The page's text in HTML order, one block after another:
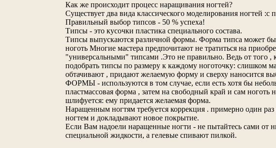
Как же происходит процесс наращивания ногтей?
Существует два вида классического моделирования ногтей
Правильный выбор типсов - 50 % успеха!
Типсы - это кусочки пластика специального состава.
Типсы выпускаются различной формы. Форма типса может
ноготь Многие мастера предпочитают не тратиться на
"универсальными" типсами .Это не правильно. Ведь от того ,
подобрать типсы по размеру к каждому ноготочку: слишком
обтачивают , придают желаемую форму и сверху наносится
ФОРМЫ - используются в том случае, если есть хотя бы
пластмассовая форма , затем на свободный край и сам
шлифуется: ему придается желаемая форма.
Наращенным ногтям требуется коррекция . примерно один
ногтем и докладывают новое покрытие.
Если Вам надоели наращенные ногти - не пытайтесь сами от
специальной жидкости, а гелевые спивают пилкой.